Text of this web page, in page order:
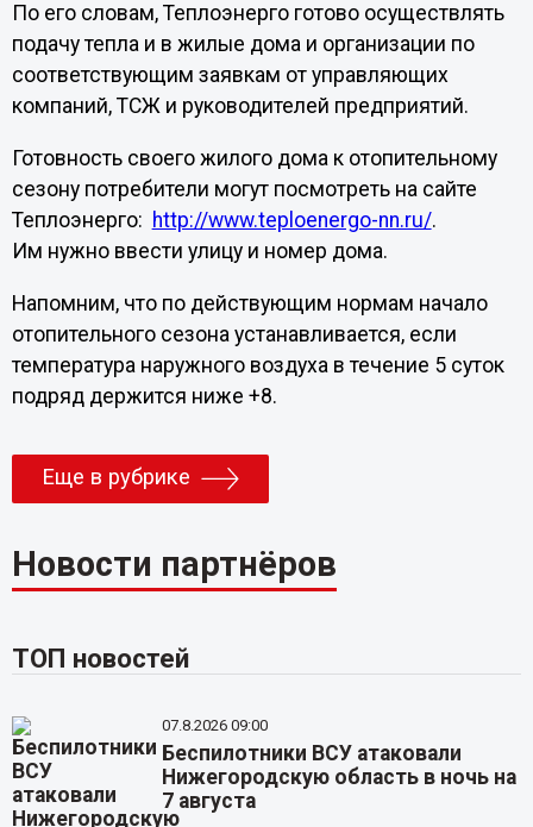
По его словам, Теплоэнерго готово осуществлять
подачу тепла и в жилые дома и организации по
соответствующим заявкам от управляющих
компаний, ТСЖ и руководителей предприятий.
Готовность своего жилого дома к отопительному
сезону потребители могут посмотреть на сайте
Теплоэнерго: http://www.teploenergo-nn.ru/.
Им нужно ввести улицу и номер дома.
Напомним, что по действующим нормам начало
отопительного сезона устанавливается, если
температура наружного воздуха в течение 5 суток
подряд держится ниже +8.
Еще в рубрике
Новости партнёров
ТОП новостей
07.8.2026 09:00
Беспилотники ВСУ атаковали
Нижегородскую область в ночь на
7 августа